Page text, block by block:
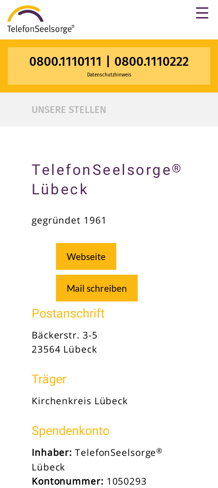
0800.1110111 0800.1110222
Datenschutzhinweis
UNSERE STELLEN
TelefonSeelsorge®
Lübeck
gegründet 1961
Webseite
Mail schreiben
Postanschrift
Bäckerstr. 3-5
23564 Lübeck
Träger
Kirchenkreis Lübeck
Spendenkonto
Inhaber: TelefonSeelsorge®
Lübeck
Kontonummer: 1050293